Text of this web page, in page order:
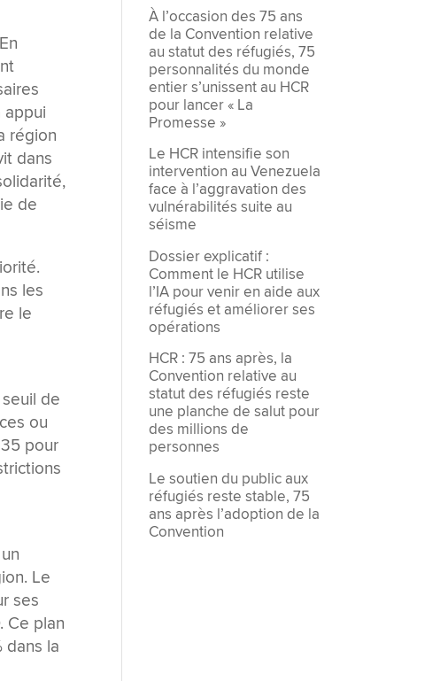
appui
région
dans
de
les
le
de
ou
pour
Le
ses
Ce plan
dans la
À l’occasion des 75 ans
de la Convention relative
au statut des réfugiés, 75
personnalités du monde
entier s’unissent au HCR
pour lancer « La
Promesse »
Le HCR intensifie son
intervention au Venezuela
face à l’aggravation des
vulnérabilités suite au
séisme
Dossier explicatif :
Comment le HCR utilise
l’IA pour venir en aide aux
réfugiés et améliorer ses
opérations
HCR : 75 ans après, la
Convention relative au
statut des réfugiés reste
une planche de salut pour
des millions de
personnes
Le soutien du public aux
réfugiés reste stable, 75
ans après l’adoption de la
Convention